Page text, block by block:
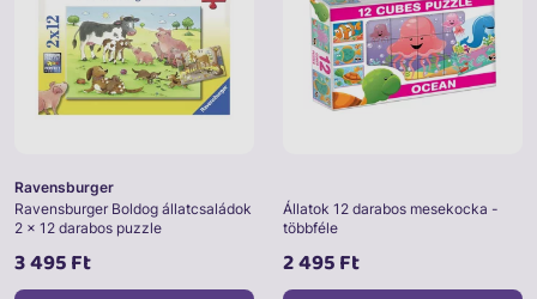
Ravensburger
Ravensburger Boldog állatcsaládok
2 x 12 darabos puzzle
3 495 Ft
Állatok 12 darabos mesekocka -
többféle
2 495 Ft